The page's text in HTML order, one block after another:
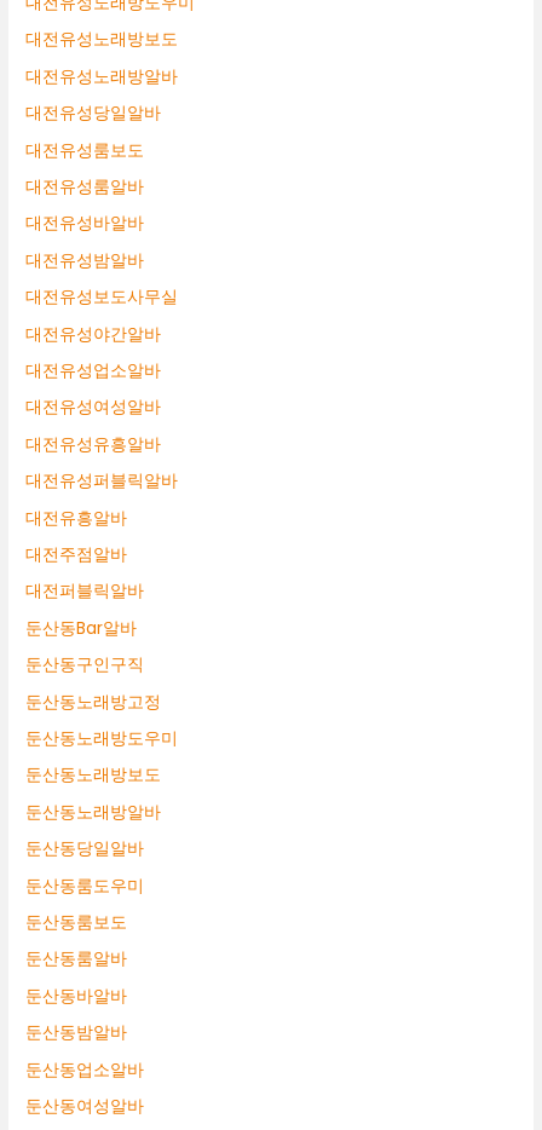
대전유성노래방보도
대전유성노래방알바
대전유성당일알바
대전유성룸보도
대전유성룸알바
대전유성바알바
대전유성밤알바
대전유성보도사무실
대전유성야간알바
대전유성업소알바
대전유성여성알바
대전유성유흥알바
대전유성퍼블릭알바
대전유흥알바
대전주점알바
대전퍼블릭알바
둔산동Bar알바
둔산동구인구직
둔산동노래방고정
둔산동노래방도우미
둔산동노래방보도
둔산동노래방알바
둔산동당일알바
둔산동룸도우미
둔산동룸보도
둔산동룸알바
둔산동바알바
둔산동밤알바
둔산동업소알바
둔산동여성알바